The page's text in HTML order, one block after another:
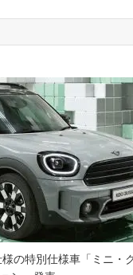
の特別仕様車「ミニ・